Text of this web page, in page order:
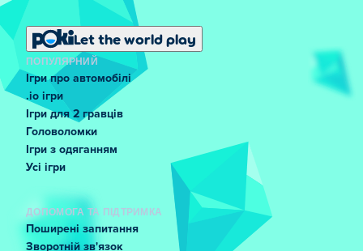
Let the world play
ПОПУЛЯРНИЙ
Ігри про автомобілі
.io ігри
Ігри для 2 гравців
Головоломки
Ігри з одяганням
Усі ігри
ДОПОМОГА ТА ПІДТРИМКА
Поширені запитання
Зворотній зв'язок